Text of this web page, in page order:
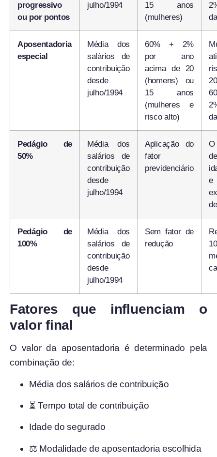
progressivo
ou por pontos
julho/1994
15 anos
(mulheres)
Aposentadoria
especial
Média dos
salários de
contribuição
desde
julho/1994
60% + 2%
por ano
acima de 20
(homens) ou
15 anos
(mulheres e
risco alto)
Pedágio de
50%
Média dos
salários de
contribuição
desde
julho/1994
Aplicação do
fator
previdenciário
O
e
Pedágio de
100%
Média dos
salários de
contribuição
desde
julho/1994
Sem fator de
redução
Fatores que influenciam o
valor final
O valor da aposentadoria é determinado pela
combinação de:
Média dos salários de contribuição
⏳ Tempo total de contribuição
Idade do segurado
⚖️ Modalidade de aposentadoria escolhida